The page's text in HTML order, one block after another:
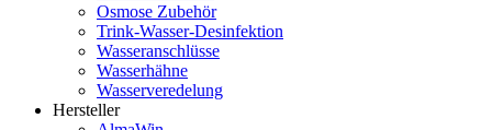
Osmose Zubehör
Trink-Wasser-Desinfektion
Wasseranschlüsse
Wasserhähne
Wasserveredelung
Hersteller